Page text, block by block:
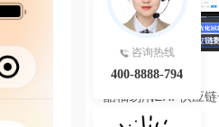
4680.00
酷柚易汛ERP供应
咨询热线
400-8888-794